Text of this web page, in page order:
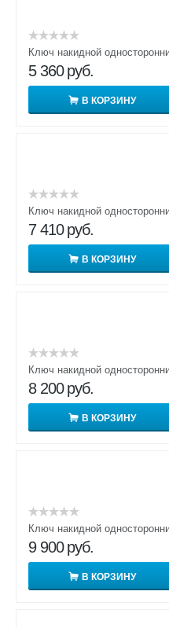
Ключ накидной
5 360 руб.
В КОРЗИНУ
Ключ накидной
7 410 руб.
В КОРЗИНУ
Ключ накидной
8 200 руб.
В КОРЗИНУ
Ключ накидной
9 900 руб.
В КОРЗИНУ